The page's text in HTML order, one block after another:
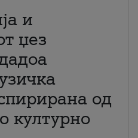
и
џез
од
културно